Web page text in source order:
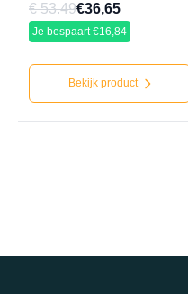
€ 53.49€36,65
Je bespaart €16,84
Bekijk product